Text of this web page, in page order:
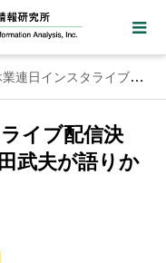
ライブ配信決定！】弊研究所代表・原田武夫が語りかけます！！
イブ配信決
武夫が語りか